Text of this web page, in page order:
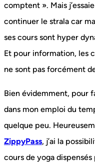
comptent ». Mais
continuer le strala car
ses cours sont hyper
Et pour information, les
ne sont pas forcément
Bien évidemment, pour
dans mon emploi du
quelque peu.
ZippyPass, j’ai la
cours de yoga